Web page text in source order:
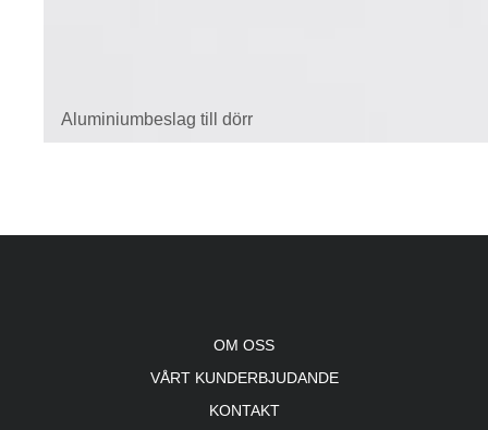
Aluminiumbeslag till dörr
OM OSS
VÅRT KUNDERBJUDANDE
KONTAKT